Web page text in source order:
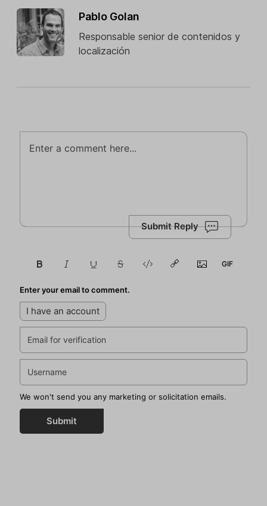
Pablo Golan
Responsable senior de contenidos y
localización
Submit Reply
Enter your email to comment.
I have an account
We won't send you any marketing or solicitation emails.
Submit